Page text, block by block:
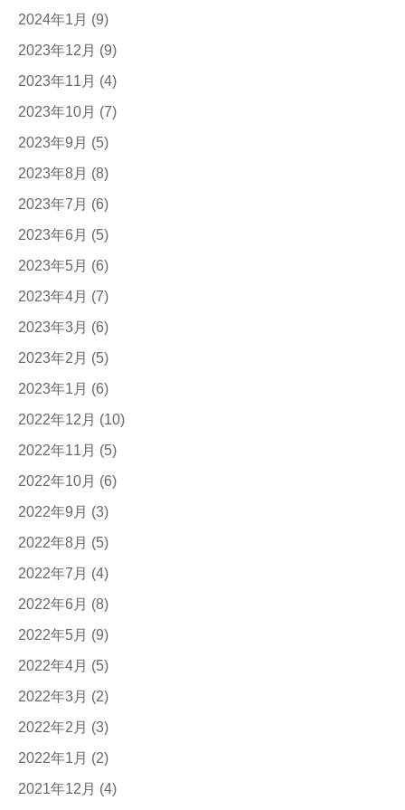
2024年1月 (9)
2023年12月 (9)
2023年11月 (4)
2023年10月 (7)
2023年9月 (5)
2023年8月 (8)
2023年7月 (6)
2023年6月 (5)
2023年5月 (6)
2023年4月 (7)
2023年3月 (6)
2023年2月 (5)
2023年1月 (6)
2022年12月 (10)
2022年11月 (5)
2022年10月 (6)
2022年9月 (3)
2022年8月 (5)
2022年7月 (4)
2022年6月 (8)
2022年5月 (9)
2022年4月 (5)
2022年3月 (2)
2022年2月 (3)
2022年1月 (2)
2021年12月 (4)